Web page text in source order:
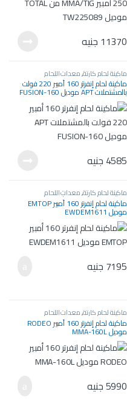
11370 جنيه
ماكينة لحام كارتة,معدات اللحام
والسمكرة ماكينة لحام إنفرتر 160 أمبير 220 فولت
بالمشتملات APT موديل FUSION-160
4585 جنيه
ماكينة لحام كارتة,معدات اللحام
والسمكرة,معدات كهربائية ماكينة لحام إنفرتر 160 أمبير EMTOP
موديل EWDEM1611
7195 جنيه
ماكينة لحام كارتة,معدات اللحام
والسمكرة ماكينة لحام إنفرتر 160 أمبير RODEO
موديل MMA-160L
5990جنيه